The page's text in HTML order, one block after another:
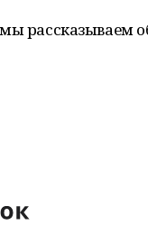
рассказываем